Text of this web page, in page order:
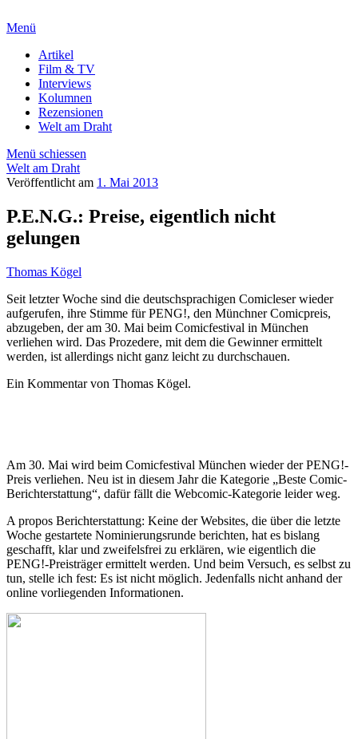
Menü
Artikel
Film & TV
Interviews
Kolumnen
Rezensionen
Welt am Draht
Menü schiessen
Welt am Draht
Veröffentlicht am 1. Mai 2013
P.E.N.G.: Preise, eigentlich nicht
gelungen
Thomas Kögel
Seit letzter Woche sind die deutschsprachigen Comicleser wieder
aufgerufen, ihre Stimme für PENG!, den Münchner Comicpreis,
abzugeben, der am 30. Mai beim Comicfestival in München
verliehen wird. Das Prozedere, mit dem die Gewinner ermittelt
werden, ist allerdings nicht ganz leicht zu durchschauen.
Ein Kommentar von Thomas Kögel.
Am 30. Mai wird beim Comicfestival München wieder der PENG!-
Preis verliehen. Neu ist in diesem Jahr die Kategorie „Beste Comic-
Berichterstattung“, dafür fällt die Webcomic-Kategorie leider weg.
A propos Berichterstattung: Keine der Websites, die über die letzte
Woche gestartete Nominierungsrunde berichten, hat es bislang
geschafft, klar und zweifelsfrei zu erklären, wie eigentlich die
PENG!-Preisträger ermittelt werden. Und beim Versuch, es selbst zu
tun, stelle ich fest: Es ist nicht möglich. Jedenfalls nicht anhand der
online vorliegenden Informationen.